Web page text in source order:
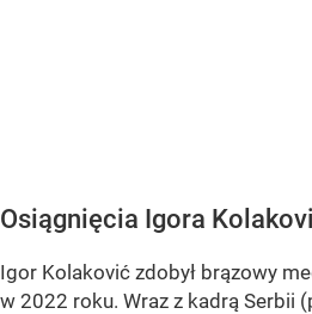
Osiągnięcia Igora
Igor Kolaković zdobył brązowy
w 2022 roku. Wraz z kadrą Serbii